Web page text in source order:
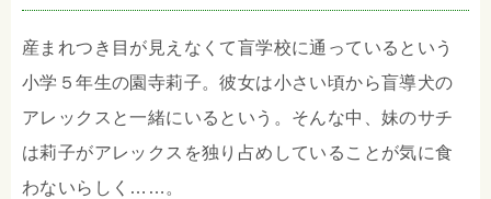
産まれつき目が見えなくて盲学校に通っているという
小学５年生の園寺莉子。彼女は小さい頃から盲導犬の
アレックスと一緒にいるという。そんな中、妹のサチ
は莉子がアレックスを独り占めしていることが気に食
わないらしく……。